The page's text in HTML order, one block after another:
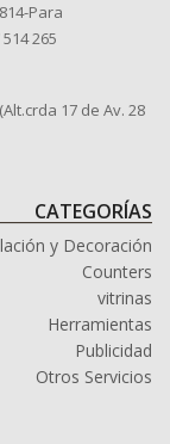
Para
265
17 de Av. 28
CATEGORÍAS
y Decoración
Counters
vitrinas
Herramientas
Publicidad
Otros Servicios